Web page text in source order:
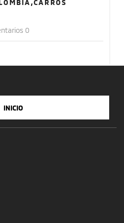
0
INICIO